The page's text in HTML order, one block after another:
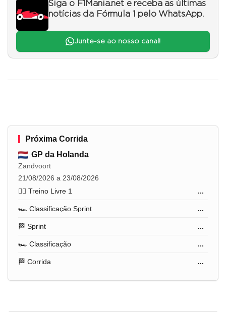
Siga o F1Mania.net e receba as últimas
notícias da Fórmula 1 pelo WhatsApp.
Junte-se ao nosso canal!
Próxima Corrida
GP da Holanda
Zandvoort
21/08/2026 a 23/08/2026
🏋️‍♂️ Treino Livre 1
...
🏎️ Classificação Sprint ...
🏁 Sprint ...
🏎️ Classificação ...
🏁 Corrida ...